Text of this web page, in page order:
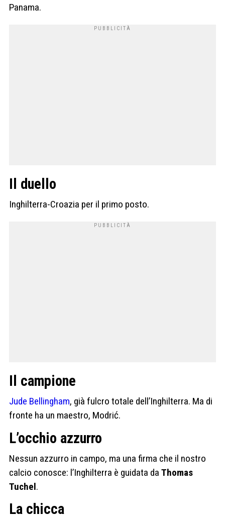
Panama.
Il duello
Inghilterra-Croazia per il primo posto.
Il campione
Jude Bellingham, già fulcro totale dell’Inghilterra. Ma di
fronte ha un maestro, Modrić.
L’occhio azzurro
Nessun azzurro in campo, ma una firma che il nostro
calcio conosce: l’Inghilterra è guidata da Thomas
Tuchel.
La chicca